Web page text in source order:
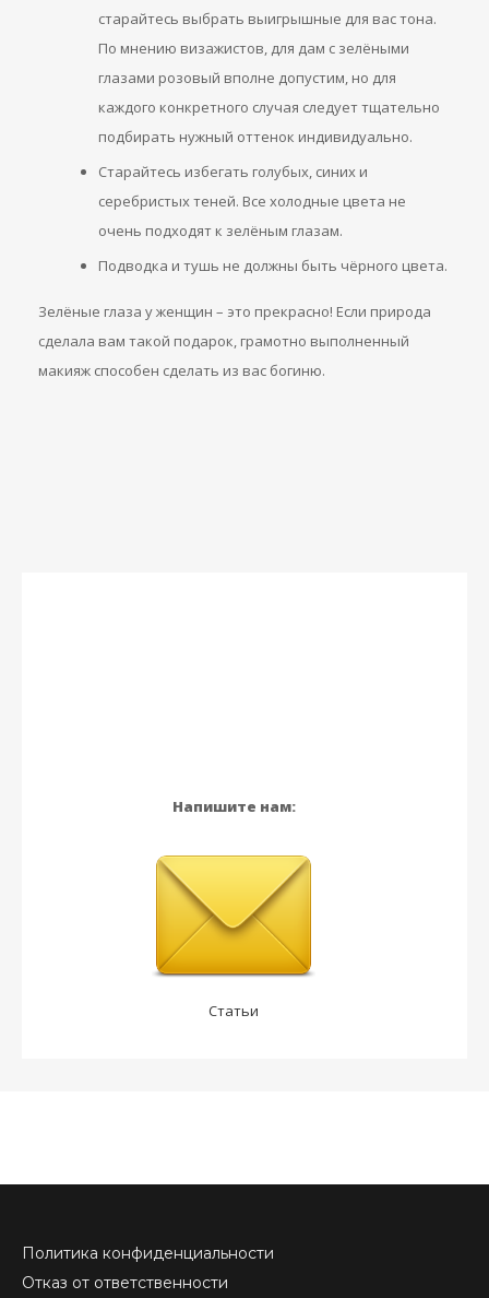
старайтесь выбрать выигрышные для вас тона.
По мнению визажистов, для дам с зелёными
глазами розовый вполне допустим, но для
каждого конкретного случая следует тщательно
подбирать нужный оттенок индивидуально.
Старайтесь избегать голубых, синих и
серебристых теней. Все холодные цвета не
очень подходят к зелёным глазам.
Подводка и тушь не должны быть чёрного цвета.
Зелёные глаза у женщин – это прекрасно! Если природа
сделала вам такой подарок, грамотно выполненный
макияж способен сделать из вас богиню.
Напишите нам:
Статьи
Политика конфиденциальности
Отказ от ответственности